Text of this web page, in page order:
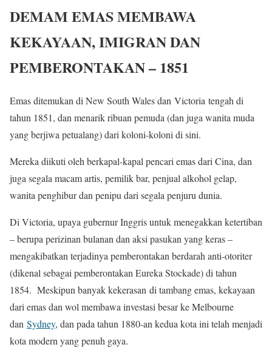
DEMAM EMAS MEMBAWA
KEKAYAAN, IMIGRAN DAN
PEMBERONTAKAN – 1851
Emas ditemukan di New South Wales dan Victoria tengah di
tahun 1851, dan menarik ribuan pemuda (dan juga wanita muda
yang berjiwa petualang) dari koloni-koloni di sini.
Mereka diikuti oleh berkapal-kapal pencari emas dari Cina, dan
juga segala macam artis, pemilik bar, penjual alkohol gelap,
wanita penghibur dan penipu dari segala penjuru dunia.
Di Victoria, upaya gubernur Inggris untuk menegakkan ketertiban
– berupa perizinan bulanan dan aksi pasukan yang keras –
mengakibatkan terjadinya pemberontakan berdarah anti-otoriter
(dikenal sebagai pemberontakan Eureka Stockade) di tahun
1854. Meskipun banyak kekerasan di tambang emas, kekayaan
dari emas dan wol membawa investasi besar ke Melbourne
dan Sydney, dan pada tahun 1880-an kedua kota ini telah menjadi
kota modern yang penuh gaya.